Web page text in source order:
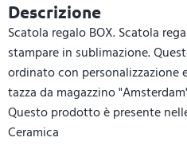
Descrizione
Scatola regalo BOX. Scatola
stampare in sublimazione.
ordinato con personalizzazione
tazza da magazzino
Questo prodotto è presente
Ceramica